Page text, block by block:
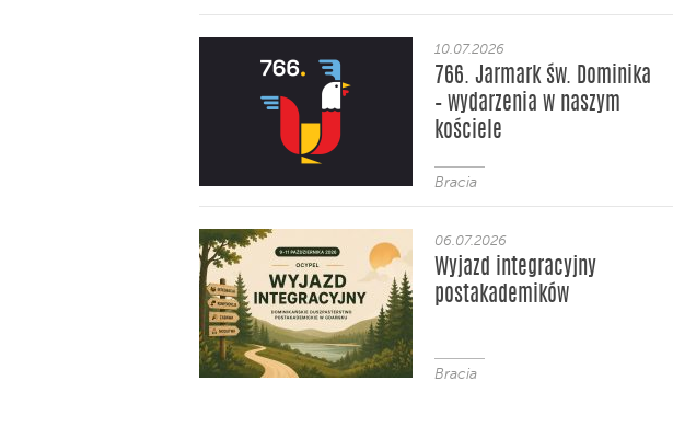
10.07.2026
766. Jarmark św. Dominika
– wydarzenia w naszym
kościele
Bracia
06.07.2026
Wyjazd integracyjny
postakademików
Bracia